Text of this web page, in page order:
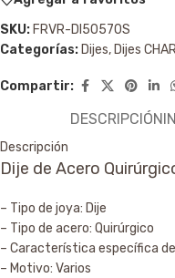
SKU: FRVR-DI50570S
Categorías: Dijes, Dijes
Compartir:
DESCRIPCIÓN
Descripción
Dije de Acero
– Tipo de joya: Dije
– Tipo de acero: Quirúrgico
– Característica específica
– Motivo: Varios